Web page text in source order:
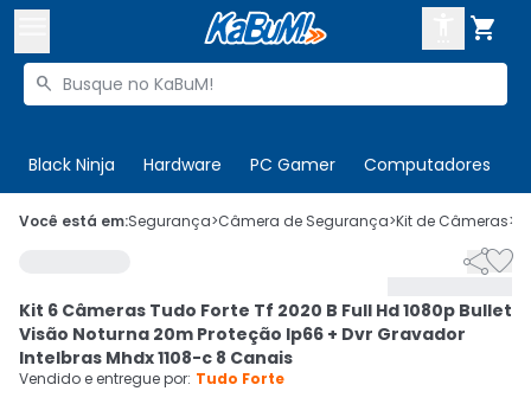

Buscar produtos

Black Ninja Hardware PC Gamer Computadores
 Olá. Acesse sua conta
Cupons
Mais Vendidos
CADASTRE-SE
Você está em:Segurança>Câmera de Segurança>Kit de Câmeras>

Kit 6 Câmeras Tudo Forte Tf 2020 B Full Hd 1080p Bullet
Visão Noturna 20m Proteção Ip66 + Dvr Gravador
Intelbras Mhdx 1108-c 8 Canais
Vendido e entregue por: Tudo Forte